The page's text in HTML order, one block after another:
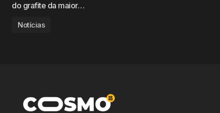
do grafite da maior…
Notícias